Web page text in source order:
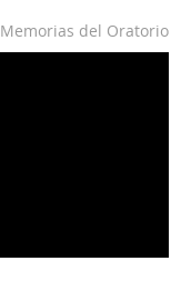
Memorias del Oratorio